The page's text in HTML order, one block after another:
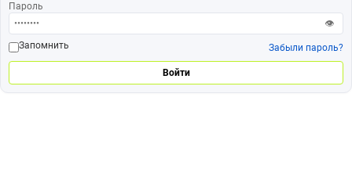
Пароль
👁
Запомнить
Забыли пароль?
Войти